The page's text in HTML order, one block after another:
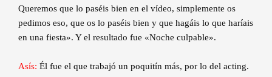
Queremos que lo paséis bien en el vídeo, simplemente os
pedimos eso, que os lo paséis bien y que hagáis lo que haríais
en una fiesta». Y el resultado fue «Noche culpable».
Asís: Él fue el que trabajó un poquitín más, por lo del acting.